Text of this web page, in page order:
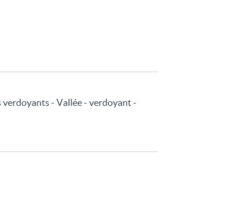
verdoyants - Vallée - verdoyant -